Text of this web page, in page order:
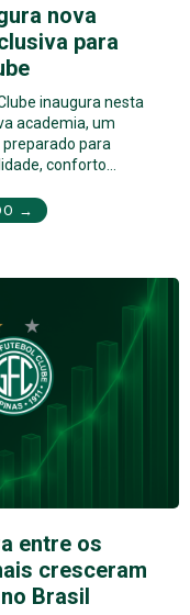
nova
para
inaugura nesta
academia, um
para
conforto…
→
entre os
cresceram
Brasil